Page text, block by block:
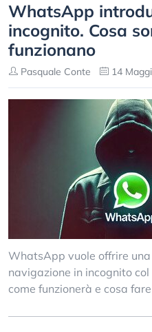
WhatsApp
incognito. Cosa
funzionano
Pasquale Conte 14
WhatsApp vuole offrire
navigazione in incognito
come funzionerà e cosa